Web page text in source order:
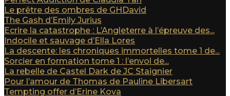
Le prêtre des ombres de GHDavid
The Gash d’Emily Jurius
Ecrire la catastrophe : L’Angleterre à l’épreuve des...
Indocile et sauvage d’Ella Lores
La descente: les chroniques immortelles tome 1 de...
Sorcier en formation tome 1 : l’envol de...
La rebelle de Castel Dark de JC Staignier
Pour l’amour de Thomas de Pauline Libersart
Tempting offer d’Erine Kova